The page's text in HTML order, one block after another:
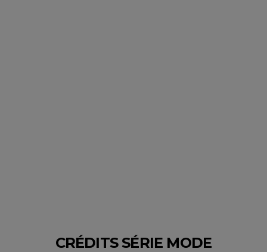
CRÉDITS SÉRIE MODE